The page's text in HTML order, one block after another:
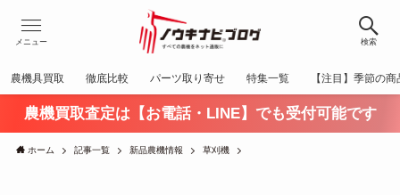
検索
メニュー
農機具買取 徹底比較 パーツ取り寄せ 特集一覧 【注目】季節の商
農機買取査定は【お電話・LINE】でも受付可能です
ホーム 記事一覧 新品農機情報 草刈機